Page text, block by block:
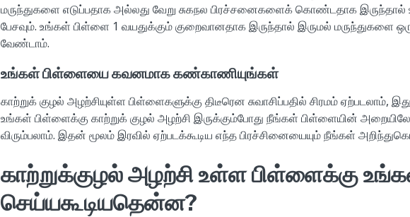
மருந்துகளை எடுப்பதாக அல்லது வேறு சுகநல பிரச்சனைகளைக் கொண்டதாக இருந்தால்
பேசவும். உங்கள் பிள்ளை 1 வயதுக்கும் குறைவானதாக இருந்தால் இருமல் மருந்துகளை
வேண்டாம்.
உங்கள் பிள்ளையை கவனமாக கண்காணியுங்கள்
காற்றுக் குழல் அழற்சியுள்ள பிள்ளைகளுக்கு திடீரென சுவாசிப்பதில் சிரமம் ஏற்படலாம்,
உங்கள் பிள்ளைக்கு காற்றுக் குழல் அழற்சி இருக்கும்போது நீங்கள் பிள்ளையின்
விரும்பலாம். இதன் மூலம் இரவில் ஏற்படக்கூடிய எந்த பிரச்சினையையும் நீங்கள்
காற்றுக்குழல் அழற்சி உள்ள பிள்ளைக்கு
செய்யகூடியதென்ன?